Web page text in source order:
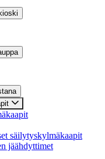
säilytyskylmäkaapit
jäähdyttimet